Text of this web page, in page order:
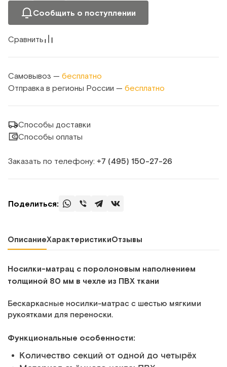
Сообщить о поступлении
Сравнить
Самовывоз — бесплатно
Отправка в регионы России — бесплатно
Способы доставки
Способы оплаты
Заказать по телефону: +7 (495) 150‑27‑26
Поделиться:
ОписаниеХарактеристикиОтзывы
Носилки-матрац с поролоновым наполнением
толщиной 80 мм в чехле из ПВХ ткани
Бескаркасные носилки-матрас с шестью мягкими
рукоятками для переноски.
Функциональные особенности:
Количество секций от одной до четырёх